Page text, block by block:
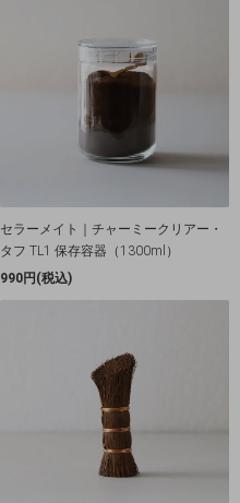
セラーメイト｜チャーミークリアー・
タフ TL1 保存容器（1300ml）
990円(税込)